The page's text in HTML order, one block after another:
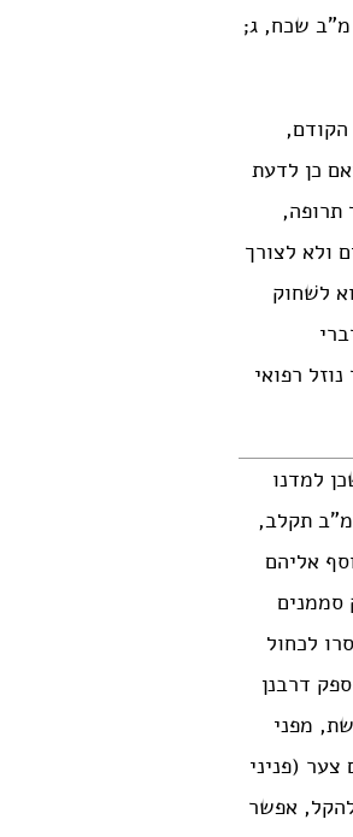
מ”ב שכח, ג;
כן לדעת
תרופה,
ולא לצורך
לשׁחוק
רפואי
למדנו
תקלב,
אליהם
סממנים
לכחול
דרבנן
מפני
(פניני
להקל, אפשר